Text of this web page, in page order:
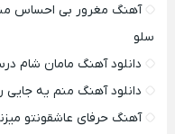
آهنگ مغرور بی احساس
سلو
دانلود آهنگ مامان شام
دانلود آهنگ منم یه جایی
آهنگ حرفای عاشقونتو